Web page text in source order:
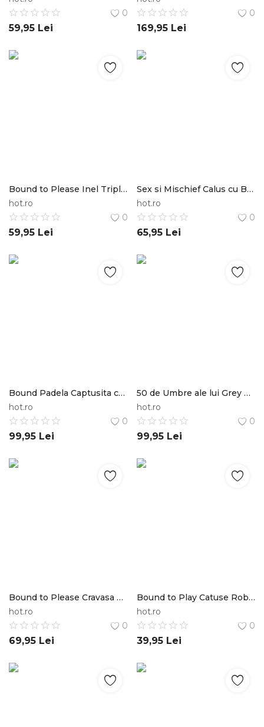
0
59,95 Lei
0
169,95 Lei
Bound to Please Inel Triplu pentru Penis si Testicule Bound to Please
hot.ro
0
59,95 Lei
Sex si Mischief Calus cu Bila Sportsheets International Inc.
hot.ro
0
65,95 Lei
Bound Padela Captusita cu Piele Nabuc Bound
hot.ro
0
99,95 Lei
50 de Umbre ale lui Grey Mai Intunecat Intepaturi cu Adrenalina Rotita Dintata din Metal Fifty Shades of Grey
hot.ro
0
99,95 Lei
Bound to Please Cravasa cu Forma de Inimioara din Silicon si Pana pentru Stimulare Bound to Please
hot.ro
0
69,95 Lei
Bound to Play Catuse Robuste din Metal Bound to Tease
hot.ro
0
39,95 Lei